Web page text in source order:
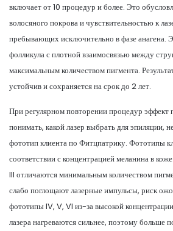
включает от 10 процедур и более. Это
волосяного покрова и чувствительностью к
пребывающих исключительно в фазе анагена.
фолликула с плотной взаимосвязью между
максимальным количеством пигмента.
устойчив и сохраняется на срок до 2 лет.
При регулярном повторении процедур эффект
понимать, какой лазер выбрать для эпиляции,
фототип клиента по Фитцпатрику. Фототипы
соответствии с концентрацией меланина в
III отличаются минимальным количеством
слабо поглощают лазерные импульсы, риск
фототипы IV, V, VI из-за высокой
лазера нагреваются сильнее, поэтому больше